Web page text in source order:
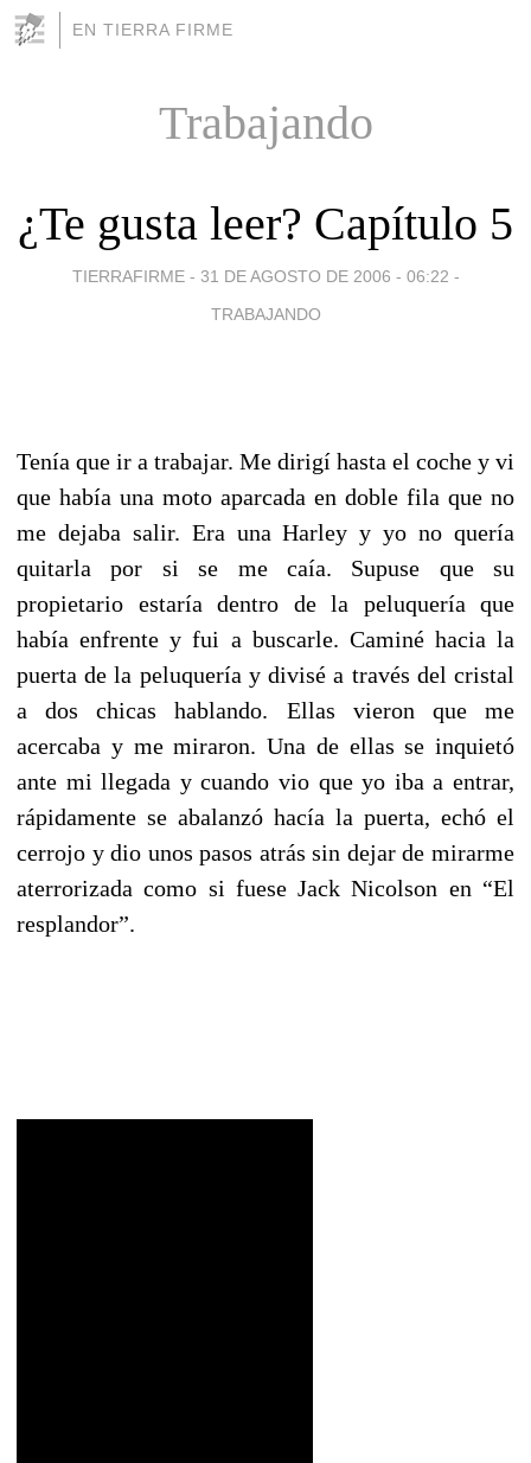
EN TIERRA FIRME
Trabajando
¿Te gusta leer? Capítulo 5
TIERRAFIRME - 31 DE AGOSTO DE 2006 - 06:22 -
TRABAJANDO
Tenía que ir a trabajar. Me dirigí hasta el coche y vi
que había una moto aparcada en doble fila que no
me dejaba salir. Era una Harley y yo no quería
quitarla por si se me caía. Supuse que su
propietario estaría dentro de la peluquería que
había enfrente y fui a buscarle. Caminé hacia la
puerta de la peluquería y divisé a través del cristal
a dos chicas hablando. Ellas vieron que me
acercaba y me miraron. Una de ellas se inquietó
ante mi llegada y cuando vio que yo iba a entrar,
rápidamente se abalanzó hacía la puerta, echó el
cerrojo y dio unos pasos atrás sin dejar de mirarme
aterrorizada como si fuese Jack Nicolson en “El
resplandor”.